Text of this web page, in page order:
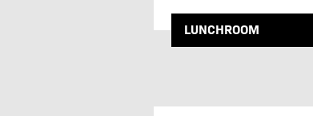
LUNCHROOM